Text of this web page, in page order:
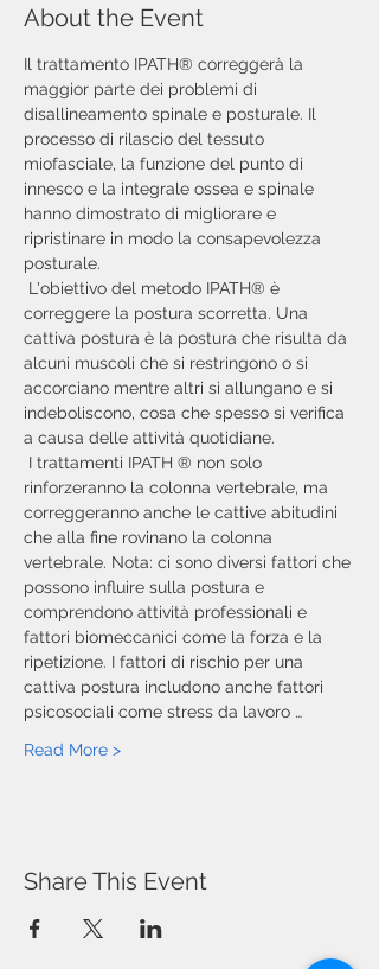
About the Event
Il trattamento IPATH® correggerà la
maggior parte dei problemi di
disallineamento spinale e posturale. Il
processo di rilascio del tessuto
miofasciale, la funzione del punto di
innesco e la integrale ossea e spinale
hanno dimostrato di migliorare e
ripristinare in modo la consapevolezza
posturale.
correggere la postura scorretta. Una
cattiva postura è la postura che risulta da
alcuni muscoli che si restringono o si
accorciano mentre altri si allungano e si
indeboliscono, cosa che spesso si verifica
a causa delle attività quotidiane.
rinforzeranno la colonna vertebrale, ma
correggeranno anche le cattive abitudini
che alla fine rovinano la colonna
vertebrale. Nota: ci sono diversi fattori che
possono influire sulla postura e
comprendono attività professionali e
fattori biomeccanici come la forza e la
ripetizione. I fattori di rischio per una
cattiva postura includono anche fattori
psicosociali come stress da lavoro …
Read More >
Share This Event